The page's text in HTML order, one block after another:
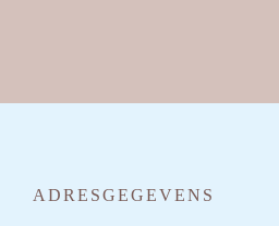
ADRESGEGEVENS